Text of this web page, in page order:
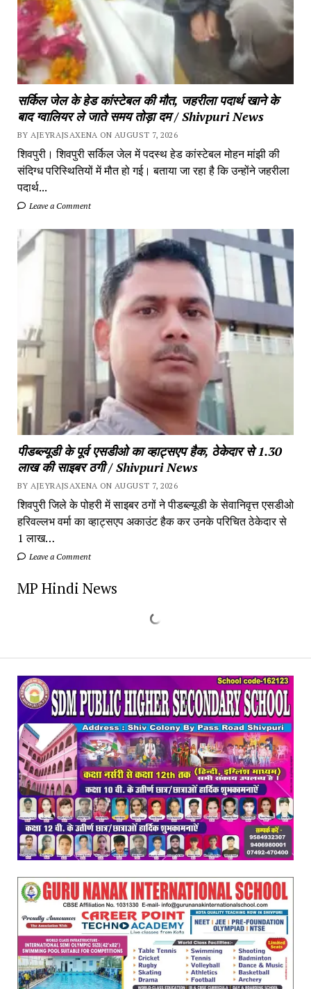
सर्किल जेल के हेड कांस्टेबल की मौत, जहरीला पदार्थ खाने के
बाद ग्वालियर ले जाते समय तोड़ा दम / Shivpuri News
BY AJEYRAJSAXENA ON AUGUST 7, 2026
शिवपुरी। शिवपुरी सर्किल जेल में पदस्थ हेड कांस्टेबल मोहन मांझी की
संदिग्ध परिस्थितियों में मौत हो गई। बताया जा रहा है कि उन्होंने जहरीला
पदार्थ...
Leave a Comment
पीडब्ल्यूडी के पूर्व एसडीओ का व्हाट्सएप हैक, ठेकेदार से 1.30
लाख की साइबर ठगी / Shivpuri News
BY AJEYRAJSAXENA ON AUGUST 7, 2026
शिवपुरी जिले के पोहरी में साइबर ठगों ने पीडब्ल्यूडी के सेवानिवृत्त एसडीओ
हरिवल्लभ वर्मा का व्हाट्सएप अकाउंट हैक कर उनके परिचित ठेकेदार से
1 लाख…
Leave a Comment
MP Hindi News